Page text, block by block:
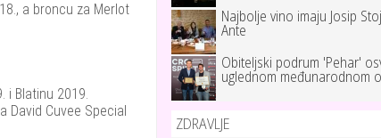
a broncu za Merlot
i Blatinu 2019.
David Cuvee Special
Najbolje vino imaju Josip
Ante
Obiteljski podrum 'Pehar'
uglednom međunarodnom
ZDRAVLJE